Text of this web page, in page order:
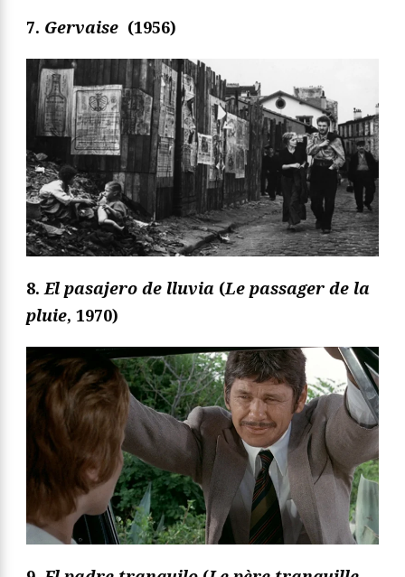
7. Gervaise (1956)
8.El pasajero de lluvia (Le passager de la
pluie, 1970)